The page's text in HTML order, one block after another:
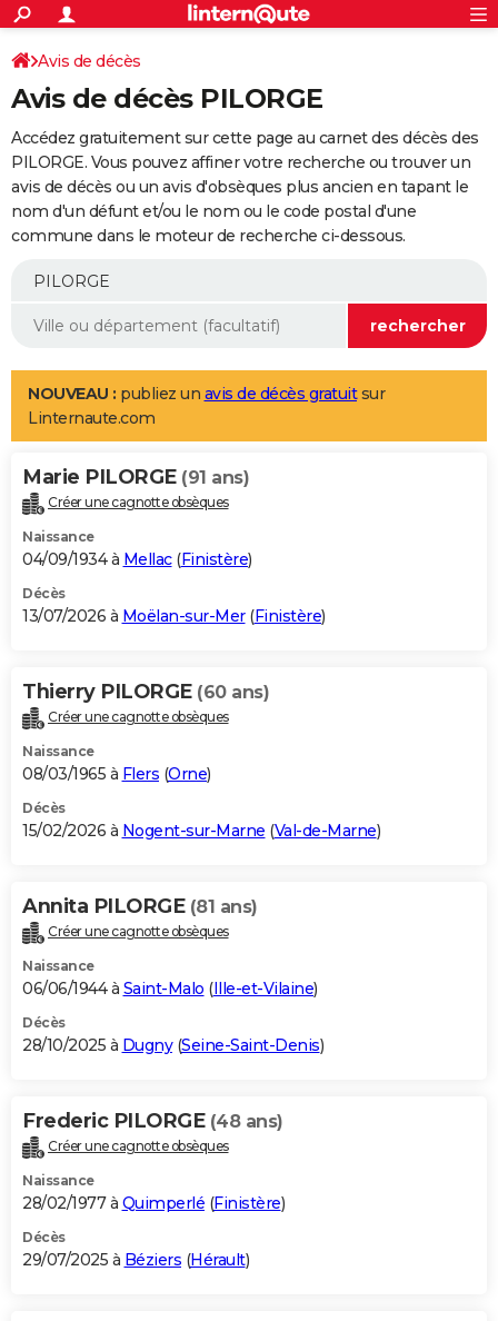
ACTUALITÉS
Politique
Société
Faits Divers
Education
Monde
Villes
+
SPORT
Coupe du monde 2026
Football
Tennis
Cyclisme
Rugby
Forum
Programme TV
TNT
Streaming
Cinéma
Sorties cinéma
Musique
+
FINANCE
Retraite
Epargne
Immobilier
Risques naturels par ville
Banque
Assurance
AUTO
Essais
Réserver un essai
Citadines
Berlines
SUV
Forum auto
+
Mobiles
Meilleur smartphone
Internet
Ordinateurs
Jeux vidéo
Guide high-tech
Aménagement intérieur
LIFESTYLE
Art de vivre
Bien-être
Loisirs
Mode
Modes de vie
Alimentation
Guide de la santé
Maladies
Médicaments
Sommeil
VOYAGE
Destinations
City break
Voyage nature
Voyage de noces
Forum
Climat
+PHOTO
GUIDES D'ACHAT
BONS PLANS
Carte de Noël
Carte Bonne année
Carte Saint-Valentin
Carte Pâques
Carte d'anniversaire
DICTIONNAIRE
Dictionnaire
Biographies
Citations
Expressions
Proverbes
PROGRAMME TV
S'inscrire
Se connecter
Lycées
Collèges
Primaires
Universités
Entreprises
Service militaire
Avis de recherche
AVIS DE DÉCÈS
Bricolage
Lifestyle
Culture
Sport
Auto
Television
Voyage
Cinema
Avis de décès
Avis de décès PILORGE
Accédez gratuitement sur cette page au carnet des décès des
PILORGE. Vous pouvez affiner votre recherche ou trouver un
avis de décès ou un avis d'obsèques plus ancien en tapant le
nom d'un défunt et/ou le nom ou le code postal d'une
commune dans le moteur de recherche ci-dessous.
NOUVEAU : publiez un avis de décès gratuitsur
Linternaute.com
Marie PILORGE (91 ans)
Créer une cagnotte obsèques
Naissance
04/09/1934 à Mellac(Finistère)
Décès
13/07/2026 à Moëlan-sur-Mer(Finistère)
Thierry PILORGE (60 ans)
Créer une cagnotte obsèques
Naissance
08/03/1965 à Flers (Orne)
Décès
15/02/2026 à Nogent-sur-Marne (Val-de-Marne)
Annita PILORGE (81 ans)
Créer une cagnotte obsèques
Naissance
06/06/1944 à Saint-Malo (Ille-et-Vilaine)
Décès
28/10/2025 à Dugny(Seine-Saint-Denis)
Frederic PILORGE (48 ans)
Créer une cagnotte obsèques
Naissance
28/02/1977 à Quimperlé (Finistère)
Décès
29/07/2025 à Béziers (Hérault)